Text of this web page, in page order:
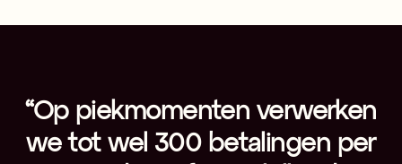
“Op piekmomenten verwerken
we tot wel 300 betalingen per